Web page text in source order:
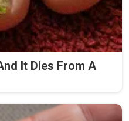
It Dies From A